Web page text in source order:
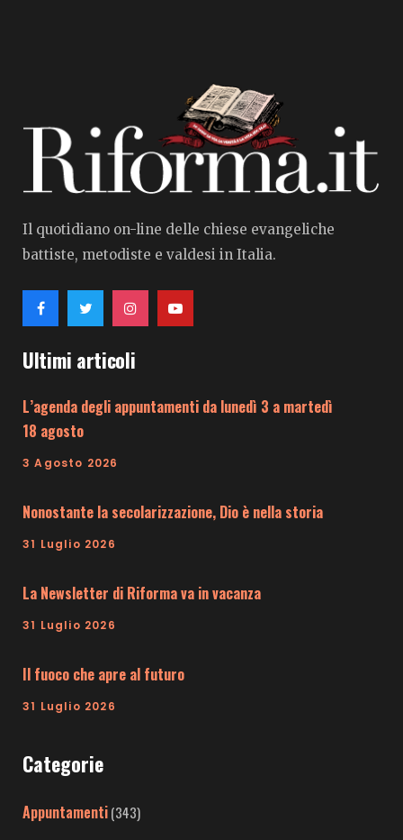
Il quotidiano on-line delle chiese evangeliche
battiste, metodiste e valdesi in Italia.
Ultimi articoli
L’agenda degli appuntamenti da lunedì 3 a martedì
18 agosto
3 Agosto 2026
Nonostante la secolarizzazione, Dio è nella storia
31 Luglio 2026
La Newsletter di Riforma va in vacanza
31 Luglio 2026
Il fuoco che apre al futuro
31 Luglio 2026
Categorie
Appuntamenti(343)